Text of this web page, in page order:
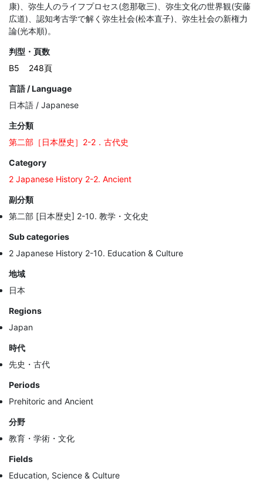
康)、弥生人のライフプロセス(忽那敬三)、弥生文化の世界観(安藤
広道)、認知考古学で解く弥生社会(松本直子)、弥生社会の新権力
論(光本順)。
判型・頁数
B5
248頁
言語 / Language
日本語 / Japanese
主分類
第二部［日本歴史］2-2．古代史
Category
2 Japanese History 2-2. Ancient
副分類
第二部 [日本歴史] 2-10. 教学・文化史
Sub categories
2 Japanese History 2-10. Education & Culture
地域
日本
Regions
Japan
時代
先史・古代
Periods
Prehitoric and Ancient
分野
教育・学術・文化
Fields
Education, Science & Culture